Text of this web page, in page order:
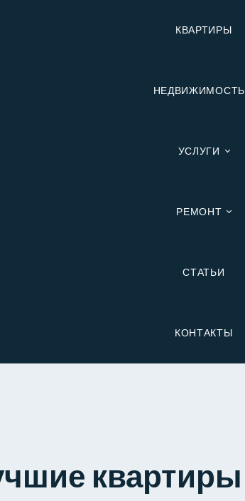
КВАРТИРЫ
НЕДВИЖИМОСТЬ
УСЛУГИ
РЕМОНТ
СТАТЬИ
КОНТАКТЫ
квартиры